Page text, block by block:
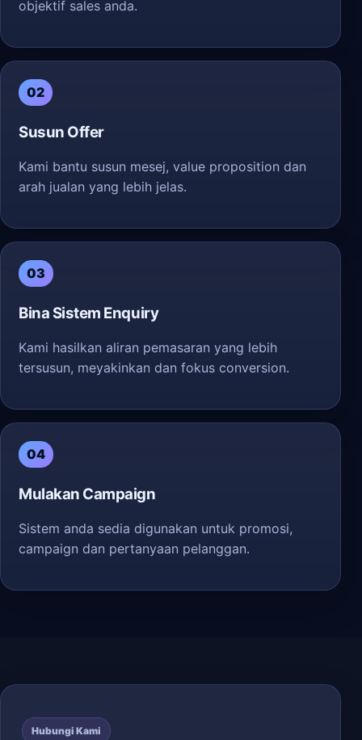
objektif sales anda.
02
Susun Offer
Kami bantu susun mesej, value proposition dan
arah jualan yang lebih jelas.
03
Bina Sistem Enquiry
Kami hasilkan aliran pemasaran yang lebih
tersusun, meyakinkan dan fokus conversion.
04
Mulakan Campaign
Sistem anda sedia digunakan untuk promosi,
campaign dan pertanyaan pelanggan.
Hubungi Kami